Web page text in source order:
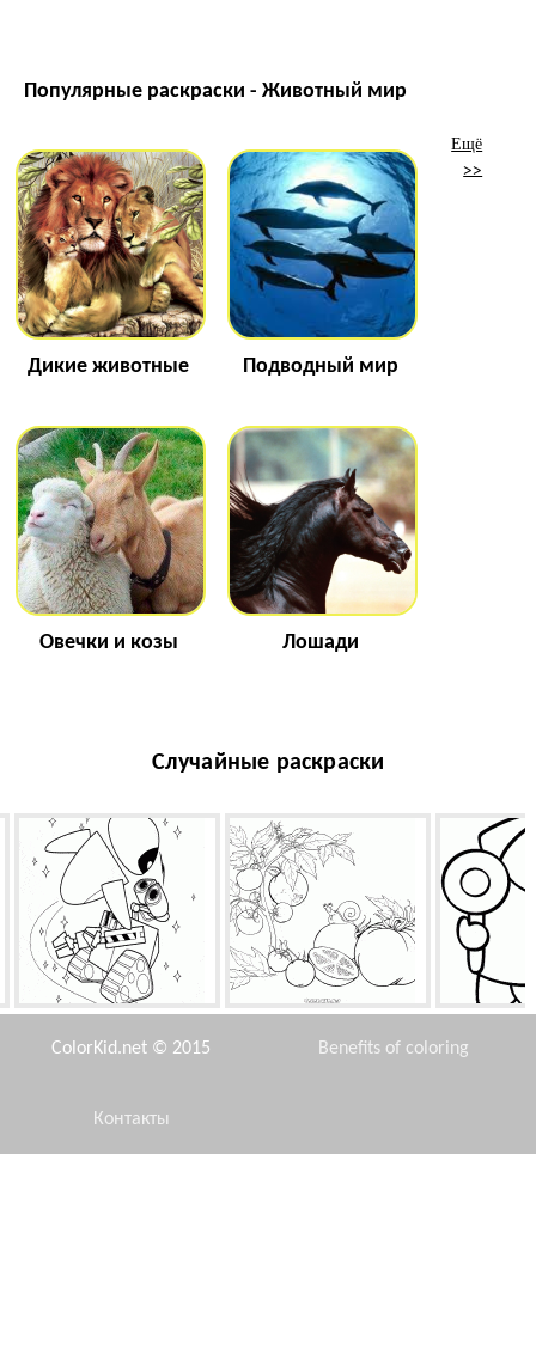
Популярные раскраски - Животный мир
Дикие животные Подводный мир
Овечки и козы Лошади
Ещё
>>
Случайные раскраски
Космический танец Помидор
ColorKid.net © 2015 Benefits of coloring
Контакты